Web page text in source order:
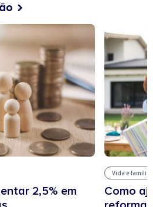
2,5% em
Vida e família
Como